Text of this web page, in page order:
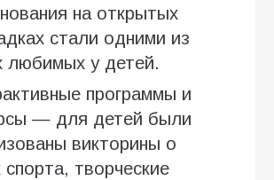
на открытых
стали одними из
любимых у детей.
программы и
— для детей были
викторины о
спорта, творческие